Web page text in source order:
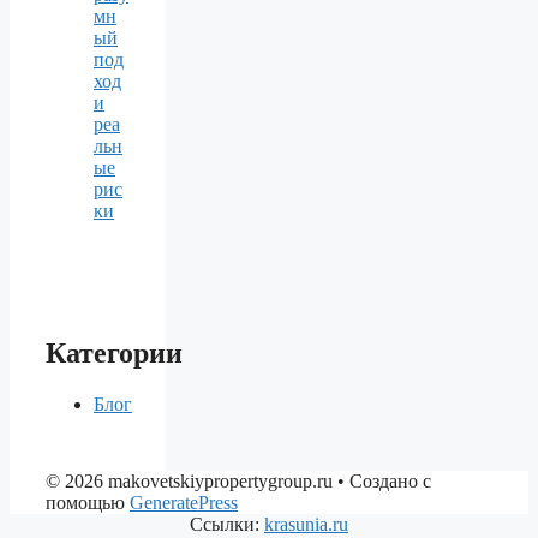
мн
ый
под
ход
и
реа
льн
ые
рис
ки
Категории
Блог
© 2026 makovetskiypropertygroup.ru • Создано с
помощью GeneratePress
Ссылки: krasunia.ru